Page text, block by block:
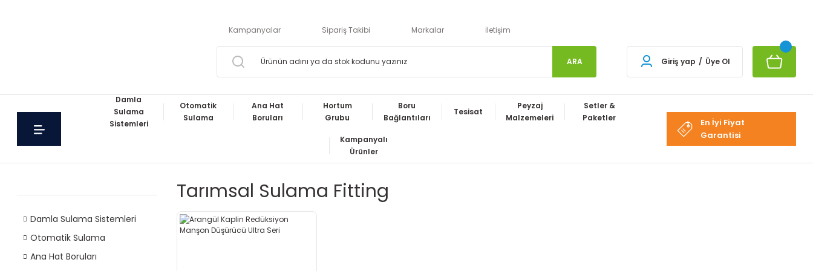
Kampanyalar Sipariş Takibi Markalar İletişim
ARA Giriş yap / Üye Ol
Damla
Sulama
Sistemleri
Otomatik
Sulama
Ana Hat
Boruları
Hortum
Grubu
Boru
Bağlantıları
Tesisat
Peyzaj
Malzemeleri
Setler &
Paketler
Kampanyalı
Ürünler
En İyi Fiyat
Garantisi
Damla Sulama Sistemleri
Otomatik Sulama
Ana Hat Boruları
Tarımsal Sulama Fitting